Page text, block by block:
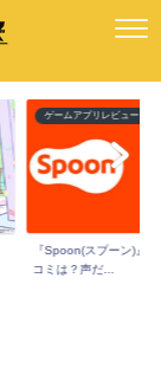
ゲームアプリレビュー
『Spoon(スプーン)』
コミは？声だ...